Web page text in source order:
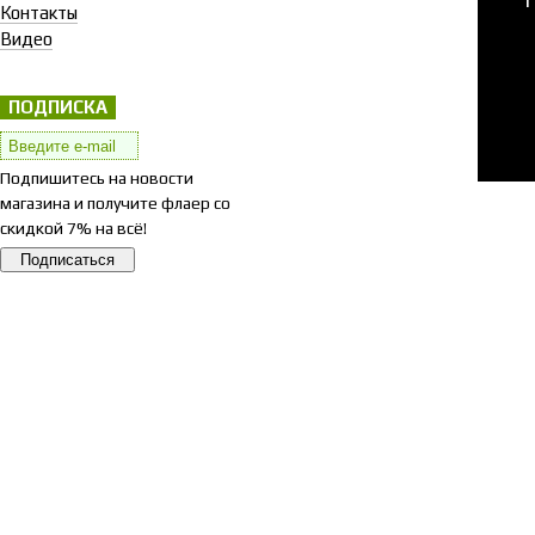
Контакты
Видео
ПОДПИСКА
Подпишитесь на новости
магазина и получите флаер со
скидкой 7% на всё!